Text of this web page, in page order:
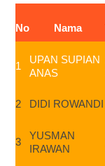
No Nama
1
UPAN SUPIAN
ANAS
2 DIDI ROWANDI
3
YUSMAN
IRAWAN